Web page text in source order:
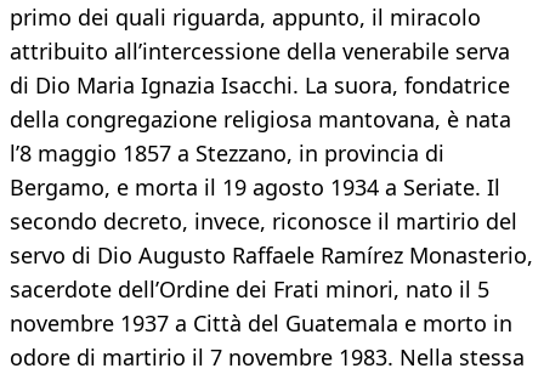
primo dei quali riguarda, appunto, il miracolo
attribuito all’intercessione della venerabile serva
di Dio Maria Ignazia Isacchi. La suora, fondatrice
della congregazione religiosa mantovana, è nata
l’8 maggio 1857 a Stezzano, in provincia di
Bergamo, e morta il 19 agosto 1934 a Seriate. Il
secondo decreto, invece, riconosce il martirio del
servo di Dio Augusto Raffaele Ramírez Monasterio,
sacerdote dell’Ordine dei Frati minori, nato il 5
novembre 1937 a Città del Guatemala e morto in
odore di martirio il 7 novembre 1983. Nella stessa